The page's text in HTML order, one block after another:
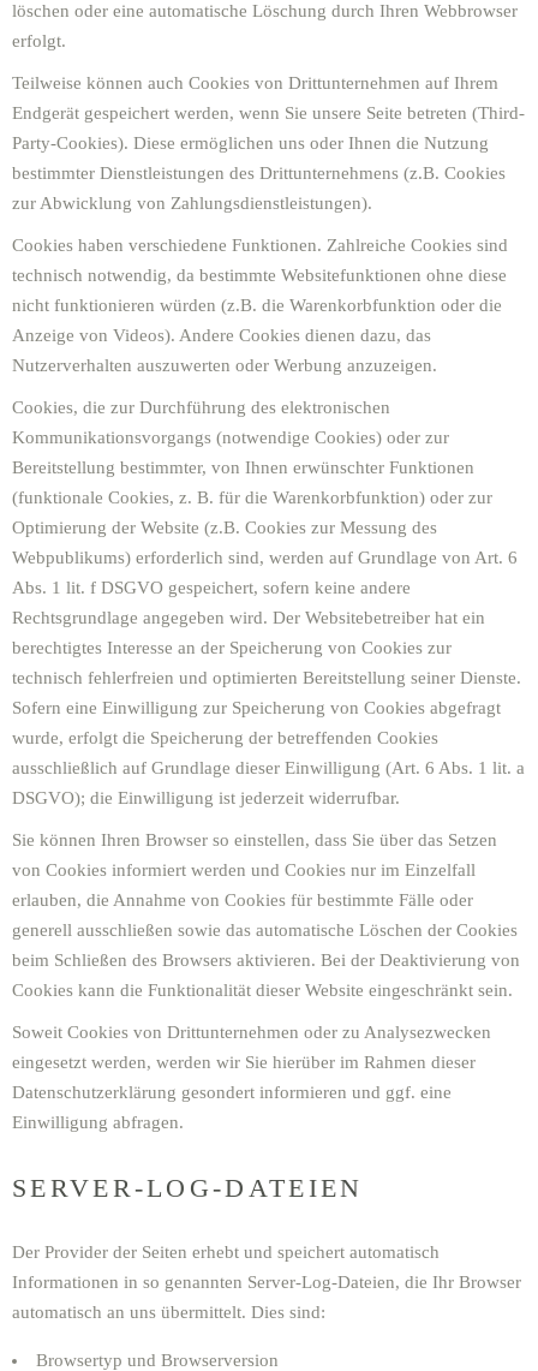
löschen oder eine automatische Löschung durch Ihren Webbrowser
erfolgt.
Teilweise können auch Cookies von Drittunternehmen auf Ihrem
Endgerät gespeichert werden, wenn Sie unsere Seite betreten (Third-
Party-Cookies). Diese ermöglichen uns oder Ihnen die Nutzung
bestimmter Dienstleistungen des Drittunternehmens (z.B. Cookies
zur Abwicklung von Zahlungsdienstleistungen).
Cookies haben verschiedene Funktionen. Zahlreiche Cookies sind
technisch notwendig, da bestimmte Websitefunktionen ohne diese
nicht funktionieren würden (z.B. die Warenkorbfunktion oder die
Anzeige von Videos). Andere Cookies dienen dazu, das
Nutzerverhalten auszuwerten oder Werbung anzuzeigen.
Cookies, die zur Durchführung des elektronischen
Kommunikationsvorgangs (notwendige Cookies) oder zur
Bereitstellung bestimmter, von Ihnen erwünschter Funktionen
(funktionale Cookies, z. B. für die Warenkorbfunktion) oder zur
Optimierung der Website (z.B. Cookies zur Messung des
Webpublikums) erforderlich sind, werden auf Grundlage von Art. 6
Abs. 1 lit. f DSGVO gespeichert, sofern keine andere
Rechtsgrundlage angegeben wird. Der Websitebetreiber hat ein
berechtigtes Interesse an der Speicherung von Cookies zur
technisch fehlerfreien und optimierten Bereitstellung seiner Dienste.
Sofern eine Einwilligung zur Speicherung von Cookies abgefragt
wurde, erfolgt die Speicherung der betreffenden Cookies
ausschließlich auf Grundlage dieser Einwilligung (Art. 6 Abs. 1 lit. a
DSGVO); die Einwilligung ist jederzeit widerrufbar.
Sie können Ihren Browser so einstellen, dass Sie über das Setzen
von Cookies informiert werden und Cookies nur im Einzelfall
erlauben, die Annahme von Cookies für bestimmte Fälle oder
generell ausschließen sowie das automatische Löschen der Cookies
beim Schließen des Browsers aktivieren. Bei der Deaktivierung von
Cookies kann die Funktionalität dieser Website eingeschränkt sein.
Soweit Cookies von Drittunternehmen oder zu Analysezwecken
eingesetzt werden, werden wir Sie hierüber im Rahmen dieser
Datenschutzerklärung gesondert informieren und ggf. eine
Einwilligung abfragen.
SERVER-LOG-DATEIEN
Der Provider der Seiten erhebt und speichert automatisch
Informationen in so genannten Server-Log-Dateien, die Ihr Browser
automatisch an uns übermittelt. Dies sind:
Browsertyp und Browserversion